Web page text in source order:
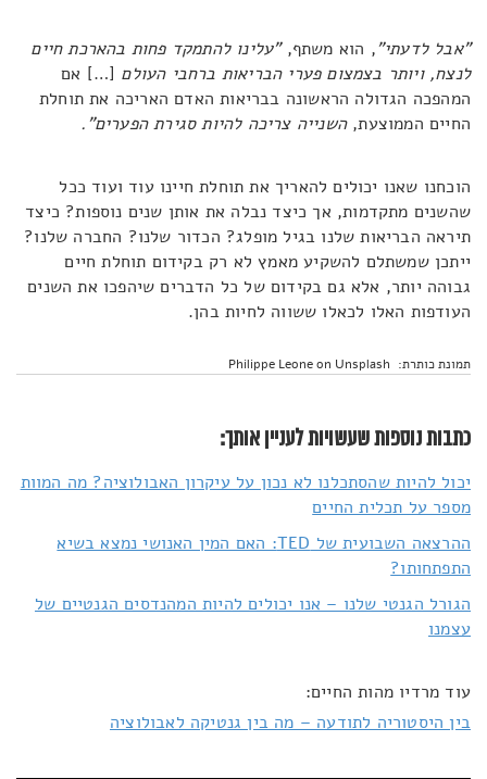
"אבל לדעתי", הוא משתף,"עלינו להתמקד פחות בהארכת חיים
לנצח, ויותר בצמצום פערי הבריאות ברחבי העולם […] אם
המהפכה הגדולה הראשונה בבריאות האדם האריכה את תוחלת
החיים הממוצעת, השנייה צריכה להיות סגירת הפערים".
הוכחנו שאנו יכולים להאריך את תוחלת חיינו עוד ועוד ככל
שהשנים מתקדמות, אך כיצד נבלה את אותן שנים נוספות? כיצד
תיראה הבריאות שלנו בגיל מופלג? הכדור שלנו? החברה שלנו?
ייתכן שמשתלם להשקיע מאמץ לא רק בקידום תוחלת חיים
גבוהה יותר, אלא גם בקידום של כל הדברים שיהפכו את השנים
העודפות האלו לכאלו ששווה לחיות בהן.
תמונת כותרת: Philippe Leone on Unsplash
כתבות נוספות שעשויות לעניין אותך:
יכול להיות שהסתכלנו לא נכון על עיקרון האבולוציה? מה המוות
מספר על תכלית החיים
ההרצאה השבועית של TED: האם המין האנושי נמצא בשיא
התפתחותו?
הגורל הגנטי שלנו – אנו יכולים להיות המהנדסים הגנטיים של
עצמנו
עוד מרדיו מהות החיים:
בין היסטוריה לתודעה – מה בין גנטיקה לאבולוציה